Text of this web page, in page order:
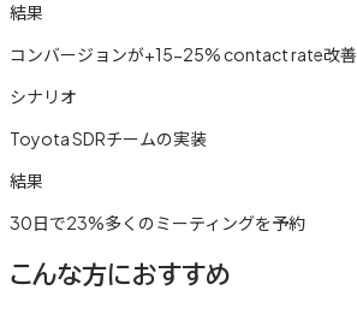
結果
コンバージョンが+15-25% contact rate改善
シナリオ
Toyota SDRチームの実装
結果
30日で23%多くのミーティングを予約
こんな方におすすめ